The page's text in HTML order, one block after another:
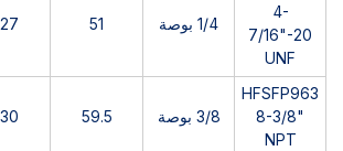
4-
7/16"-20
UNF
1/4 بوصة 51
HFSFP963
8-3/8"
NPT
3/8 بوصة 59.5